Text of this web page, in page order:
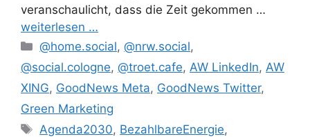
veranschaulicht, dass die Zeit gekommen …
weiterlesen …
Categories
@home.social,@nrw.social,
@social.cologne, @troet.cafe, AW LinkedIn, AW
XING, GoodNews Meta, GoodNews Twitter,
Green Marketing
Tags
Agenda2030, BezahlbareEnergie,